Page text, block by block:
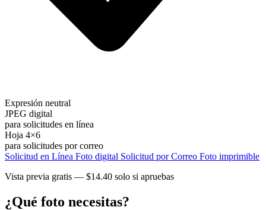
Expresión neutral
JPEG digital
para solicitudes en línea
Hoja 4×6
para solicitudes por correo
Solicitud en Línea Foto digital Solicitud por Correo Foto imprimible
Vista previa gratis — $14.40 solo si apruebas
¿Qué foto necesitas?